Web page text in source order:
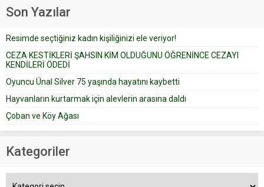
yapıştırdığı için düğünden...
Son Yazılar
Resimde seçtiğiniz kadın kişiliğinizi ele veriyor!
CEZA KESTİKLERİ ŞAHSIN KİM OLDUĞUNU ÖĞRENİNCE CEZAYI
KENDİLERİ ÖDEDİ
Oyuncu Ünal Silver 75 yaşında hayatını kaybetti
Hayvanların kurtarmak için alevlerin arasına daldı
Çoban ve Köy Ağası
Kategoriler